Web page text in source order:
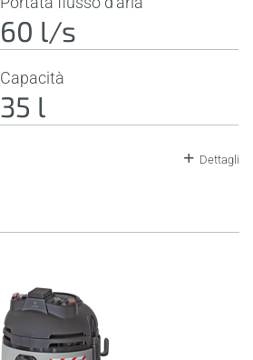
60 l/s
Capacità
35 l
Dettagli